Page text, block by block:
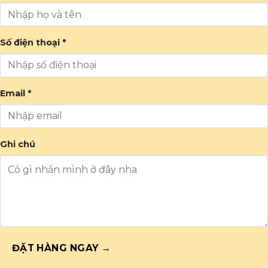
Số điện thoại *
Email *
Ghi chú
ĐẶT HÀNG NGAY →